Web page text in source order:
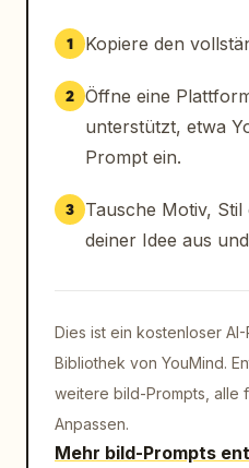
Abo/Teilen-
Schlagzeile in der
strahlenförmigen blauen
schwarze zentrierte
ご視聴ありがとうございま
horizontale Call-to-
Segmenten: Daumen-
しくお願いします！
grau/schwarzen SLAP®-
am Rand, die einen
Explosionseffekt
1 Kopiere den
2 Öffne eine
unterstützt, etwa
Prompt ein.
3
Tausche Motiv,
deiner Idee aus
Dies ist ein kostenloser
Bibliothek von YouMind.
weitere bild-Prompts, alle
Anpassen.
Mehr bild-Prompts